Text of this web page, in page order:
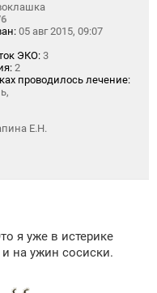
05 авг 2015, 09:07
ЭКО: 3
2
проводилось лечение:
Е.Н.
я уже в истерике
на ужин сосиски.